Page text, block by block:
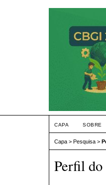
CAPA SOBRE
Capa > Pesquisa >
Perfil